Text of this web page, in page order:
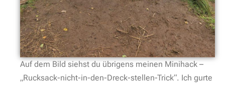
Auf dem Bild siehst du übrigens meinen Minihack –
„Rucksack-nicht-in-den-Dreck-stellen-Trick“. Ich gurte